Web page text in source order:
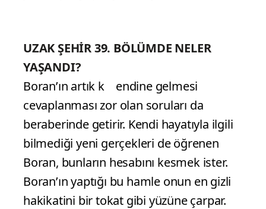
UZAK ŞEHİR 39. BÖLÜMDE NELER
YAŞANDI?
Boran’ın artık k endine gelmesi
cevaplanması zor olan soruları da
beraberinde getirir. Kendi hayatıyla ilgili
bilmediği yeni gerçekleri de öğrenen
Boran, bunların hesabını kesmek ister.
Boran’ın yaptığı bu hamle onun en gizli
hakikatini bir tokat gibi yüzüne çarpar.